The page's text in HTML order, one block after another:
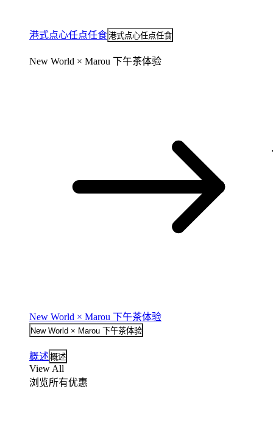
港式点心任点任食港式点心任点任食
New World × Marou 下午茶体验
New World × Marou 下午茶体验
New World × Marou 下午茶体验
概述 概述
View All
浏览所有优惠